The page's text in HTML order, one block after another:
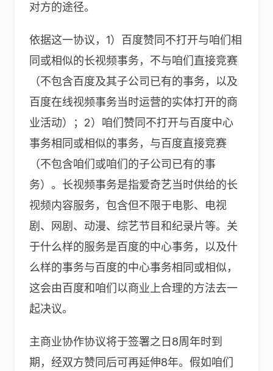
对方的途径。
依据这一协议，1）百度赞同不打开与咱们相
同或相似的长视频事务，不与咱们直接竞赛
（不包含百度及其子公司已有的事务，以及
百度在线视频事务当时运营的实体打开的商
业活动）；2）咱们赞同不打开与百度中心
事务相同或相似的事务，与百度直接竞赛
（不包含咱们或咱们的子公司已有的事
务）。长视频事务是指爱奇艺当时供给的长
视频内容服务，包含但不限于电影、电视
剧、网剧、动漫、综艺节目和纪录片等。关
于什么样的服务是百度的中心事务，以及什
么样的事务与百度的中心事务相同或相似，
这会由百度和咱们以商业上合理的方法去一
起决议。
主商业协作协议将于签署之日8周年时到
期，经双方赞同后可再延伸8年。假如咱们